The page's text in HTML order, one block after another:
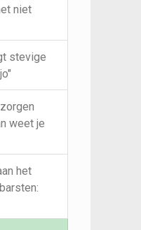
niet
stevige
weet je
het